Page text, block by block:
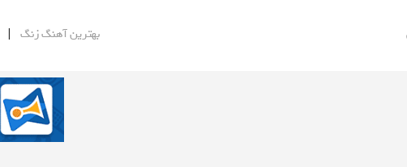
بهترین آهنگ زنگ